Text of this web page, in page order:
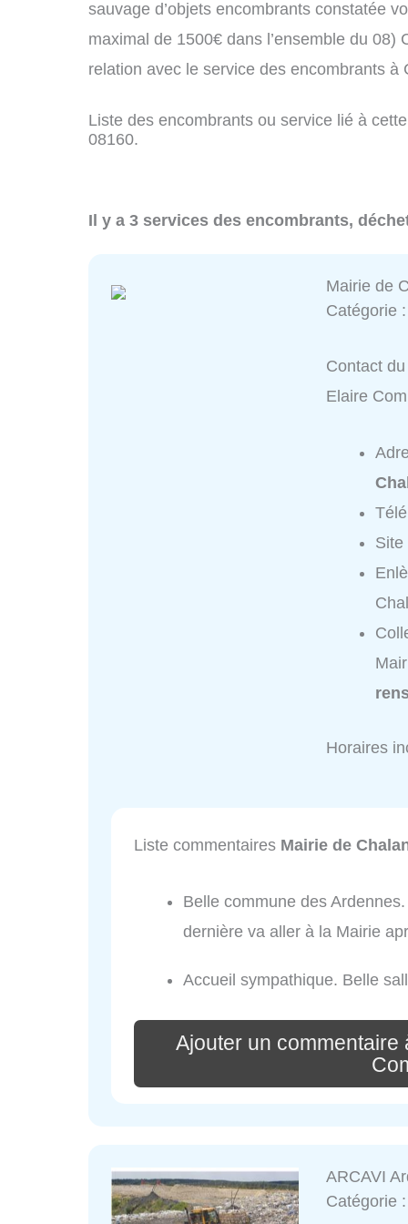
sauvage d’objets encombrants constatée
maximal de 1500€ dans l’ensemble du
relation avec le service des encombrants
Liste des encombrants ou service lié à
08160.
Il y a 3 services des encombrants,
Mairie de
Catégorie
Contact
Elaire
Horaires
Liste commentaires Mairie de
Belle commune des
dernière va aller à la Mairie
Accueil sympathique. Belle
Ajouter un
ARCAVI
Catégorie